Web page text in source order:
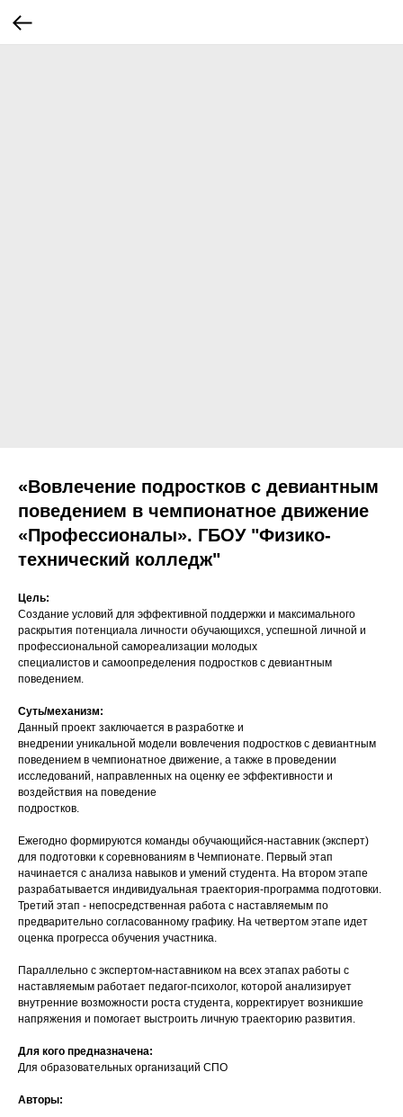
«Вовлечение подростков с девиантным
поведением в чемпионатное движение
«Профессионалы». ГБОУ "Физико-
технический колледж"
Цель:
Создание условий для эффективной поддержки и максимального
раскрытия потенциала личности обучающихся, успешной личной и
профессиональной самореализации молодых
специалистов и самоопределения подростков с девиантным
поведением.
Суть/механизм:
Данный проект заключается в разработке и
внедрении уникальной модели вовлечения подростков с девиантным
поведением в чемпионатное движение, а также в проведении
исследований, направленных на оценку ее эффективности и
воздействия на поведение
подростков.
Ежегодно формируются команды обучающийся-наставник (эксперт)
для подготовки к соревнованиям в Чемпионате. Первый этап
начинается с анализа навыков и умений студента. На втором этапе
разрабатывается индивидуальная траектория-программа подготовки.
Третий этап - непосредственная работа с наставляемым по
предварительно согласованному графику. На четвертом этапе идет
оценка прогресса обучения участника.
Параллельно с экспертом-наставником на всех этапах работы с
наставляемым работает педагог-психолог, которой анализирует
внутренние возможности роста студента, корректирует возникшие
напряжения и помогает выстроить личную траекторию развития.
Для кого предназначена:
Для образовательных организаций СПО
Авторы: